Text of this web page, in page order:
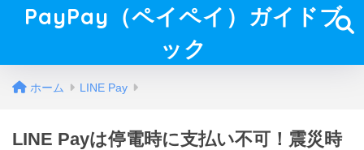
PayPay（ペイペイ）ガイドブ
ック
ホーム LINE Pay
LINE Payは停電時に支払い不可！震災時